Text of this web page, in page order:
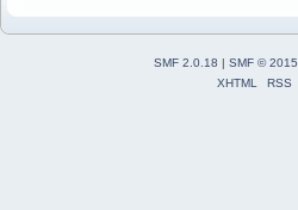
SMF 2.0.18 | SMF © 2015
XHTML
RSS